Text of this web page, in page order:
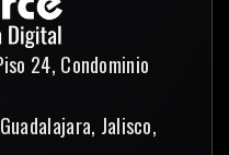
24, Condominio
Jalisco,